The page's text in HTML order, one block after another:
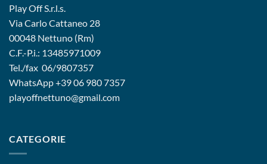
Play Off S.r.l.s.
Via Carlo Cattaneo 28
00048 Nettuno (Rm)
C.F.-P.i.: 13485971009
Tel./fax 06/9807357
WhatsApp+39 06 980 7357
playoffnettuno@gmail.com
CATEGORIE